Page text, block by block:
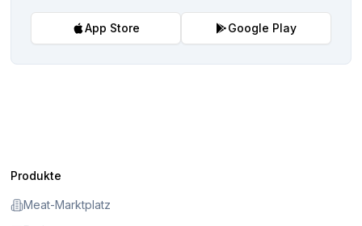
App Store Google Play
Produkte
Meat-Marktplatz